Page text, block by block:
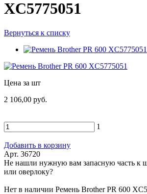
XC5775051
Вернуться к списку
Цена за шт
2 106,00 руб.
1
Добавить в корзину
Арт. 36720
Не нашли нужную вам запасную часть к
или оверлоку?
Нет в наличии Ремень Brother PR 600